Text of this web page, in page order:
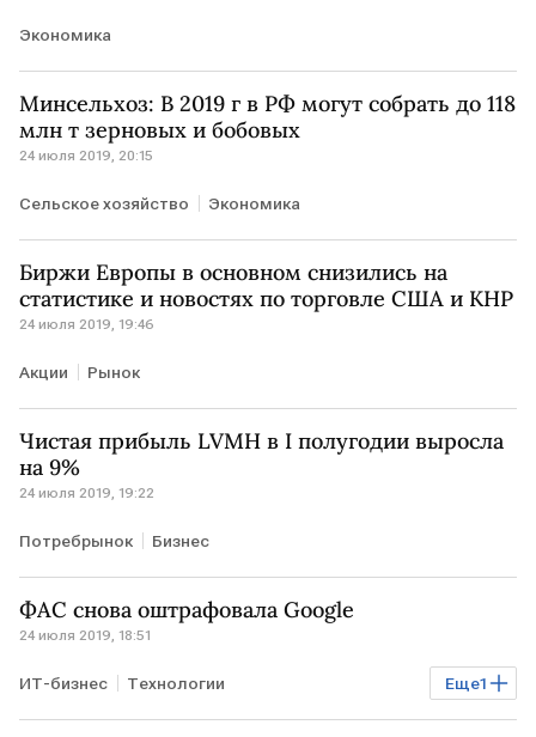
Экономика
Минсельхоз: В 2019 г в РФ могут собрать до 118
млн т зерновых и бобовых
24 июля 2019, 20:15
Сельское хозяйство Экономика
Биржи Европы в основном снизились на
статистике и новостях по торговле США и КНР
24 июля 2019, 19:46
Акции Рынок
Чистая прибыль LVMH в I полугодии выросла
на 9%
24 июля 2019, 19:22
Потребрынок Бизнес
ФАС снова оштрафовала Google
24 июля 2019, 18:51
Еще1
ИТ-бизнес Технологии
регулирование интернета